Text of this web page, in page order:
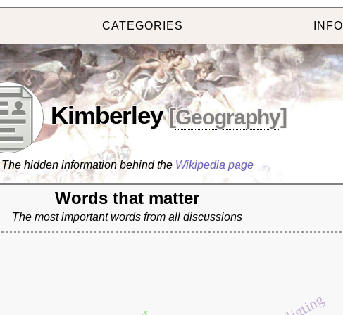
CATEGORIES INFO
Kimberley [Geography]
The hidden information behind the Wikipedia page
Words that matter
The most important words from all discussions